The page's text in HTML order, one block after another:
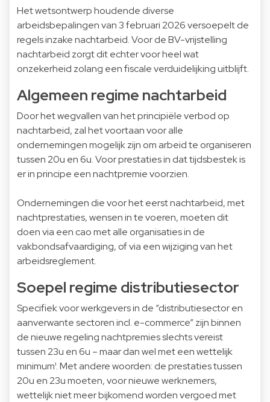
Het wetsontwerp houdende diverse
arbeidsbepalingen van 3 februari 2026 versoepelt de
regels inzake nachtarbeid. Voor de BV-vrijstelling
nachtarbeid zorgt dit echter voor heel wat
onzekerheid zolang een fiscale verduidelijking uitblijft.
Algemeen regime nachtarbeid
Door het wegvallen van het principiële verbod op
nachtarbeid, zal het voortaan voor alle
ondernemingen mogelijk zijn om arbeid te organiseren
tussen 20u en 6u. Voor prestaties in dat tijdsbestek is
er in principe een nachtpremie voorzien.
Ondernemingen die voor het eerst nachtarbeid, met
nachtprestaties, wensen in te voeren, moeten dit
doen via een cao met alle organisaties in de
vakbondsafvaardiging, of via een wijziging van het
arbeidsreglement.
Soepel regime distributiesector
Specifiek voor werkgevers in de “distributiesector en
aanverwante sectoren incl. e-commerce” zijn binnen
de nieuwe regeling nachtpremies slechts vereist
tussen 23u en 6u – maar dan wel met een wettelijk
minimum¹. Met andere woorden: de prestaties tussen
20u en 23u moeten, voor nieuwe werknemers,
wettelijk niet meer bijkomend worden vergoed met